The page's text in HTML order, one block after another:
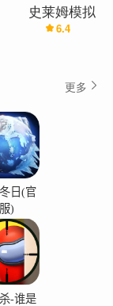
史莱姆模拟
器-舒缓史
6.4
更多
日(官
服)
-谁是